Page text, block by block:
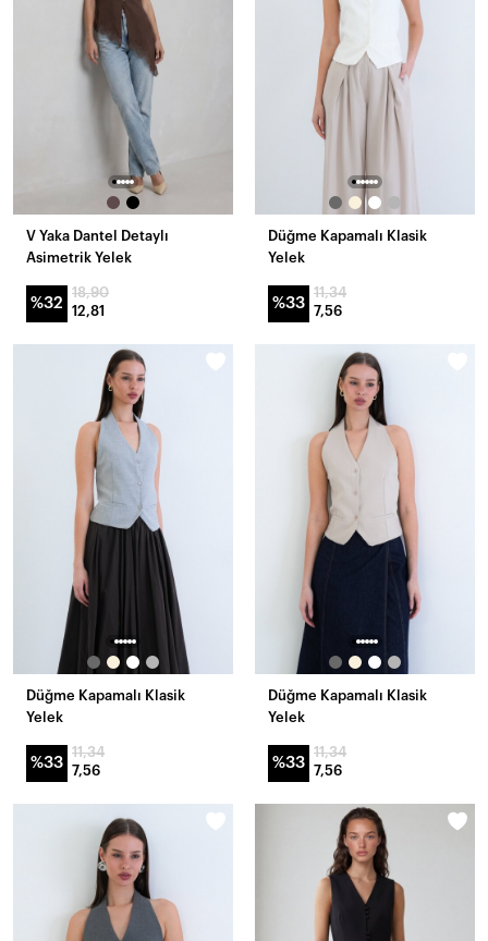
V Yaka Dantel Detaylı
Asimetrik Yelek
%32
18,90
12,81
Düğme Kapamalı Klasik
Yelek
%33
11,34
7,56
Düğme Kapamalı Klasik
Yelek
%33
11,34
7,56
Düğme Kapamalı Klasik
Yelek
%33
11,34
7,56